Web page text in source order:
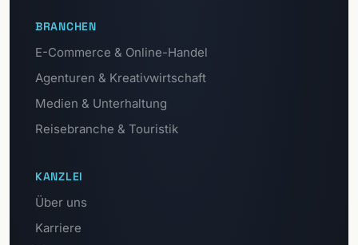
BRANCHEN
E-Commerce & Online-Handel
Agenturen & Kreativwirtschaft
Medien & Unterhaltung
Reisebranche & Touristik
KANZLEI
Über uns
Karriere